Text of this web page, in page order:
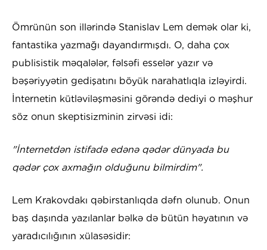
Ömrünün son illərində Stanislav Lem demək olar ki,
fantastika yazmağı dayandırmışdı. O, daha çox
publisistik məqalələr, fəlsəfi esselər yazır və
bəşəriyyətin gedişatını böyük narahatlıqla izləyirdi.
İnternetin kütləviləşməsini görəndə dediyi o məşhur
söz onun skeptisizminin zirvəsi idi:
"İnternetdən istifadə edənə qədər dünyada bu
qədər çox axmağın olduğunu bilmirdim".
Lem Krakovdakı qəbirstanlıqda dəfn olunub. Onun
baş daşında yazılanlar bəlkə də bütün həyatının və
yaradıcılığının xülasəsidir: